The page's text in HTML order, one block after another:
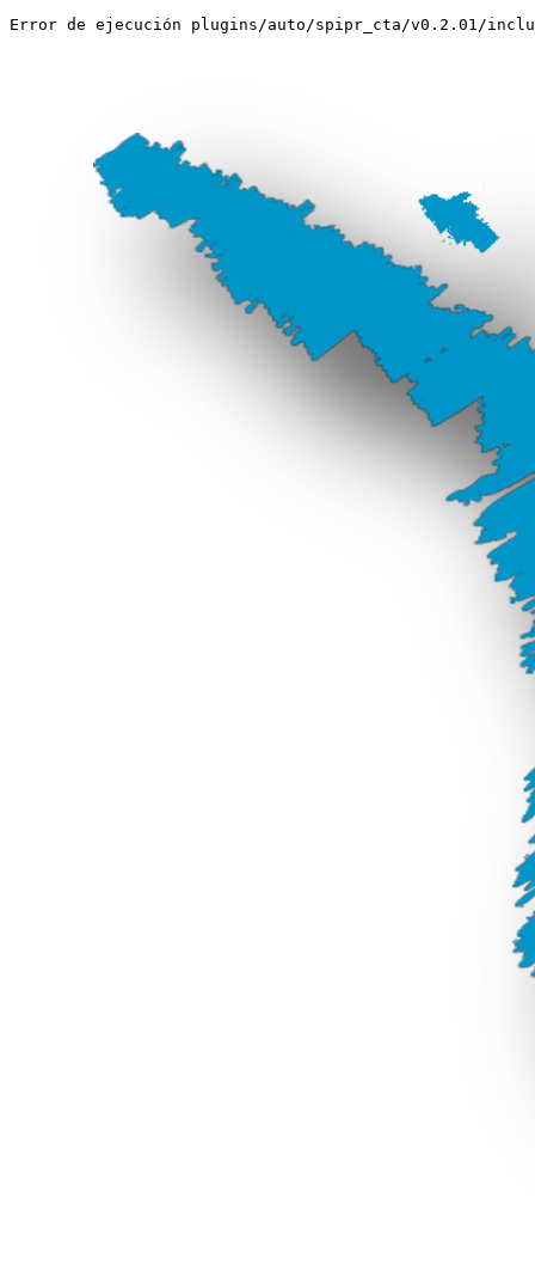
Error de ejecución plugins/auto/spipr_cta/v0.2.01/